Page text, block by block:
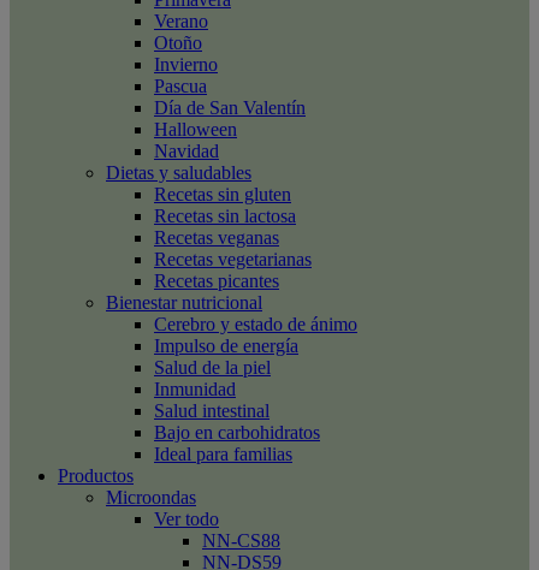
Verano
Otoño
Invierno
Pascua
Día de San Valentín
Halloween
Navidad
Dietas y saludables
Recetas sin gluten
Recetas sin lactosa
Recetas veganas
Recetas vegetarianas
Recetas picantes
Bienestar nutricional
Cerebro y estado de ánimo
Impulso de energía
Salud de la piel
Inmunidad
Salud intestinal
Bajo en carbohidratos
Ideal para familias
Productos
Microondas
Ver todo
NN-CS88
NN-DS59